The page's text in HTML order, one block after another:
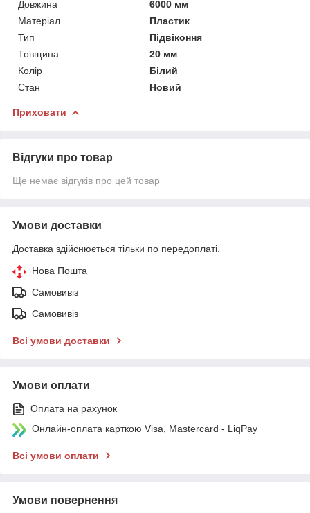
Довжина
6000 мм
Матеріал
Пластик
Тип
Підвіконня
Товщина
20 мм
Колір
Білий
Стан
Новий
Приховати
Відгуки про товар
Ще немає відгуків про цей товар
Умови доставки
Доставка здійснюється тільки по передоплаті.
Нова Пошта
Самовивіз
Самовивіз
Всі умови доставки
Умови оплати
Оплата на рахунок
Онлайн-оплата карткою Visa, Mastercard - LiqPay
Всі умови оплати
Умови повернення